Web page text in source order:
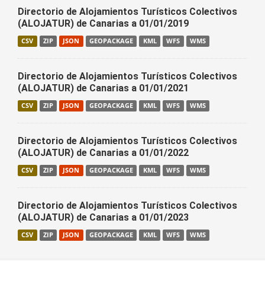
Directorio de Alojamientos Turísticos Colectivos
(ALOJATUR) de Canarias a 01/01/2019
CSV ZIP JSON GEOPACKAGE KML WFS WMS
Directorio de Alojamientos Turísticos Colectivos
(ALOJATUR) de Canarias a 01/01/2021
CSV ZIP JSON GEOPACKAGE KML WFS WMS
Directorio de Alojamientos Turísticos Colectivos
(ALOJATUR) de Canarias a 01/01/2022
CSV ZIP JSON GEOPACKAGE KML WFS WMS
Directorio de Alojamientos Turísticos Colectivos
(ALOJATUR) de Canarias a 01/01/2023
CSV ZIP JSON GEOPACKAGE KML WFS WMS